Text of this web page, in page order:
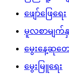
ရင်ဖွင့်ဆွေးနွေ
ရဲစိတ်ရဲမန်သီခ
လက်မှုပညာ
လစာနှင့်စရိ